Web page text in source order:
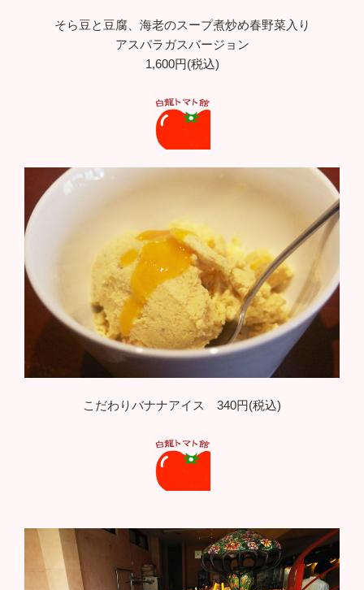
そら豆と豆腐、海老のスープ煮炒め春野菜入り
アスパラガスバージョン
1,600円(税込)
こだわりバナナアイス 340円(税込)